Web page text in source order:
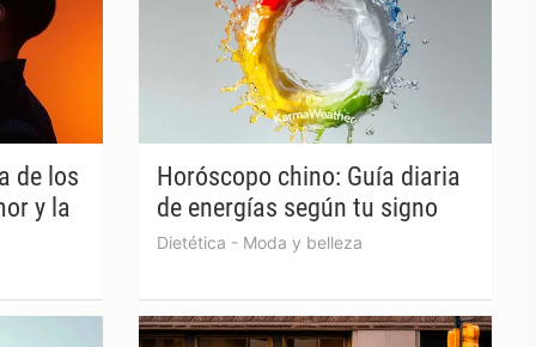
de los
y la
Horóscopo chino: Guía diaria
de energías según tu signo
Dietética - Moda y belleza